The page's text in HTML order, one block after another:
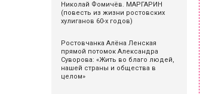
Николай Фомичёв. МАРГАРИН
(повесть из жизни ростовских
хулиганов 60-х годов)
Ростовчанка Алёна Ленская
прямой потомок Александра
Суворова: «Жить во благо людей,
нашей страны и общества в
целом»